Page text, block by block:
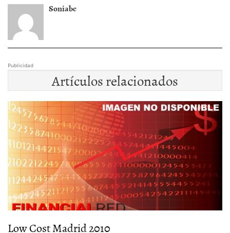
Soniabc
Publicidad
Artículos relacionados
Low Cost Madrid 2010